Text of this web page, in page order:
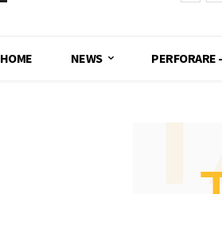
con TBM del
HOME NEWS PERFORARE